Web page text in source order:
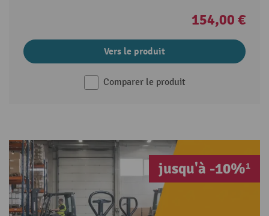
154,00 €
Vers le produit
Comparer le produit
jusqu'à -10%¹